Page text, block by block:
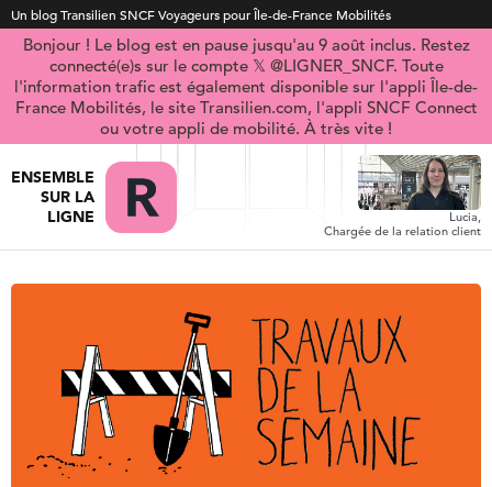
Un blog Transilien SNCF Voyageurs pour Île-de-France Mobilités
Bonjour ! Le blog est en pause jusqu'au 9 août inclus. Restez
connecté(e)s sur le compte 𝕏 @LIGNER_SNCF. Toute
l'information trafic est également disponible sur l'appli Île-de-
France Mobilités, le site Transilien.com, l'appli SNCF Connect
ou votre appli de mobilité. À très vite !
ENSEMBLE
SUR LA
LIGNE
Lucia,
Chargée de la relation client